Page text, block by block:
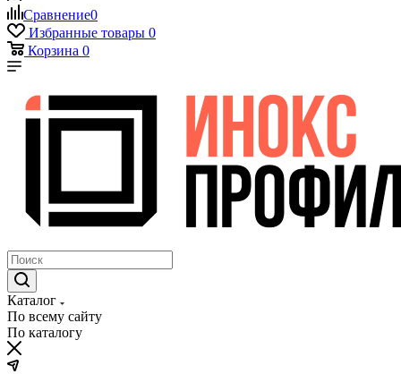
Сравнение0
Избранные товары 0
Корзина 0
Каталог
По всему сайту
По каталогу